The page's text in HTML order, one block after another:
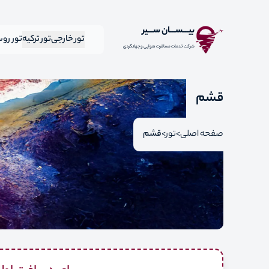
بیـــســـان ســـیر
شرکت خدمات مسافرت هوایی و جهانگردی تور خارجی تور ترکیهتور
قشم
صفحه اصلی تور قشم